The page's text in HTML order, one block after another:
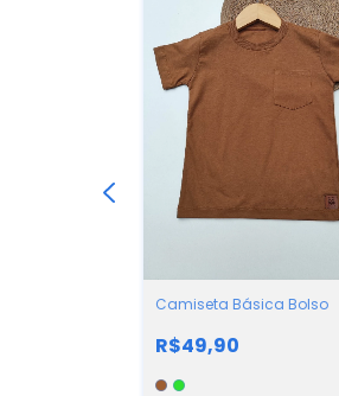
Camiseta Básica Bolso
R$49,90